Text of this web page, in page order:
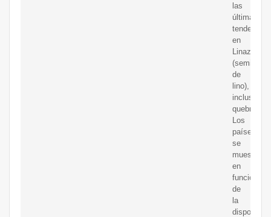
las
últimas
tendencias
en
Linaza
(semilla
de
lino),
incluso
Los
países
se
muestran
en
función
de
la